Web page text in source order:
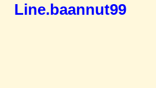
Line.baannut99